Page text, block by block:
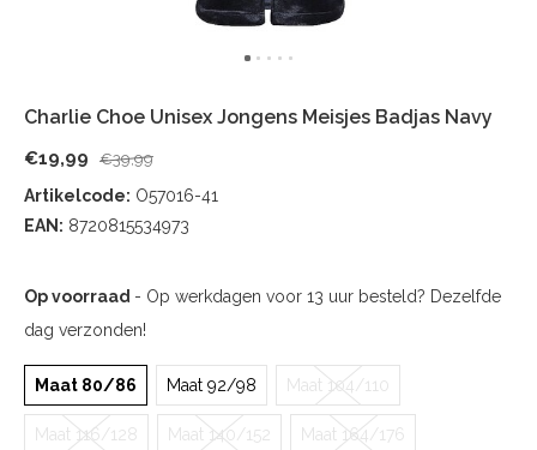
Charlie Choe Unisex Jongens Meisjes Badjas Navy
€19,99 €39,99
Artikelcode: O57016-41
EAN: 8720815534973
Op voorraad - Op werkdagen voor 13 uur besteld? Dezelfde
dag verzonden!
Maat 80/86 Maat 92/98 Maat 104/110
Maat 116/128 Maat 140/152 Maat 164/176